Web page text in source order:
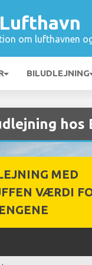
om lufthavnen
BILUDLEJNING
hos
MED
VÆRDI